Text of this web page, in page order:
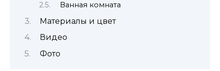
Ванная комната
Материалы и цвет
Видео
Фото